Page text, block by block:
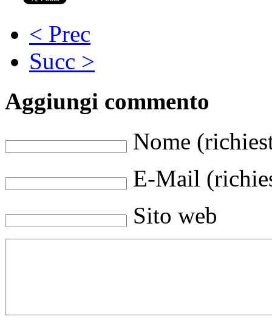
< Prec
Succ >
Aggiungi commento
Nome
E-Mail
Sito web